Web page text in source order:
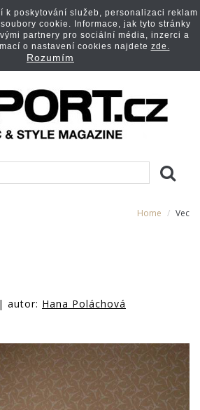
Home Vec
| autor: Hana Poláchová
k poskytování služeb, personalizaci reklam
cookie. Informace, jak tyto stránky
partnery pro sociální média, inzerci a
o nastavení cookies najdete zde.
Rozumím